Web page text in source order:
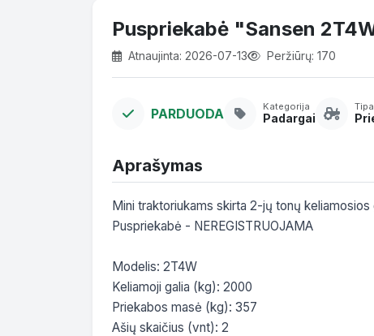
Puspriekabė "Sansen
Atnaujinta: 2026-07-13 Peržiūrų: 170
PARDUODA Kategorija
Padargai
Aprašymas
Mini traktoriukams skirta 2-jų tonų
Puspriekabė - NEREGISTRUOJAMA
Modelis: 2T4W
Keliamoji galia (kg): 2000
Priekabos masė (kg): 357
Ašių skaičius (vnt): 2